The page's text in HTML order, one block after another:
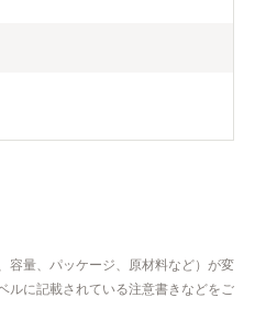
容量、パッケージ、原材料など）が変
ルに記載されている注意書きなどをご